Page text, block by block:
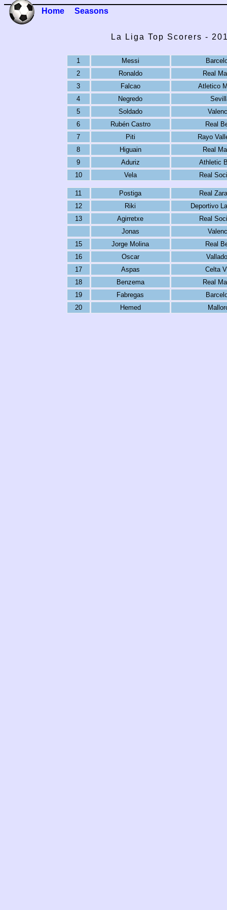
Home Seasons
La Liga Top Scorers -
1 Messi
2
Ronaldo
Real
3
Falcao
Atletico
4
Negredo
5
Soldado
6
Rubén Castro
Real
7
Piti
Rayo
8
Higuain
Real
9
Aduriz
Athletic
10
Vela Real
11 Postiga
Real
12
Riki
Deportivo
13
Agirretxe
Real
Jonas
15
Jorge Molina
Real
16
Oscar
17
Aspas
Celta
18
Benzema
Real
19
Fabregas
20
Hemed